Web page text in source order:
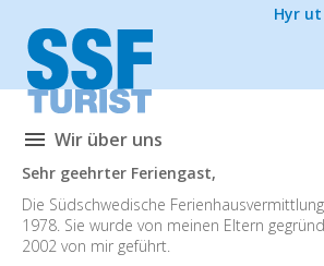
Hyr
Wir über uns
Sehr geehrter Feriengast,
Die Südschwedische
1978. Sie wurde von meinen Eltern
2002 von mir geführt.